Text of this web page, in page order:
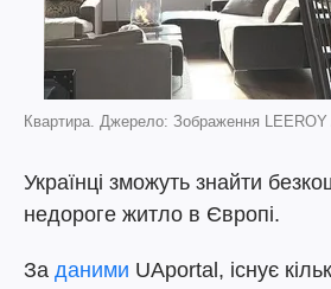
Квартира. Джерело: Зображення LEEROY
Українці зможуть знайти
недороге житло в Європі.
За даними UAportal, існує